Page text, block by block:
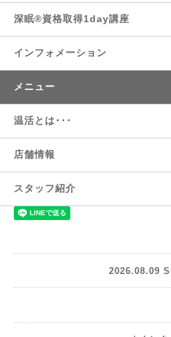
深眠®資格取得1day講座
インフォメーション
メニュー
温活とは･･･
店舗情報
スタッフ紹介
2026.08.09